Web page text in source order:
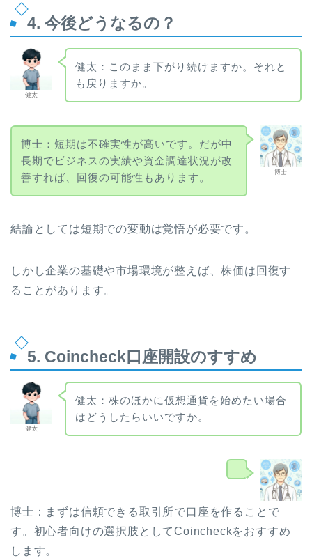
4. 今後どうなるの？
健太
健太：このまま下がり続けますか。それと
も戻りますか。
博士
博士：短期は不確実性が高いです。だが中
長期でビジネスの実績や資金調達状況が改
善すれば、回復の可能性もあります。
結論としては短期での変動は覚悟が必要です。
しかし企業の基礎や市場環境が整えば、株価は回復す
ることがあります。
5. Coincheck口座開設のすすめ
健太
健太：株のほかに仮想通貨を始めたい場合
はどうしたらいいですか。
博士：まずは信頼できる取引所で口座を作ることで
す。初心者向けの選択肢としてCoincheckをおすすめ
します。